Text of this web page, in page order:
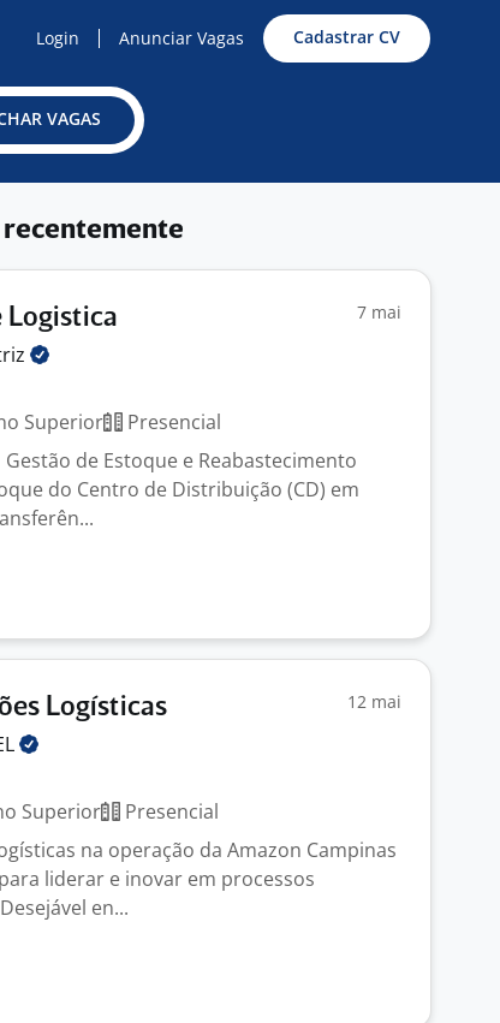
Login Anunciar Vagas Cadastrar CV
VAGAS
Logistica 7 mai
Superior
Presencial
de Estoque e Reabastecimento
do Centro de Distribuição (CD) em
Logísticas 12 mai
Superior
Presencial
na operação da Amazon Campinas
liderar e inovar em processos
en...